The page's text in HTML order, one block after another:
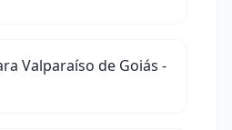
Valparaíso de Goiás -